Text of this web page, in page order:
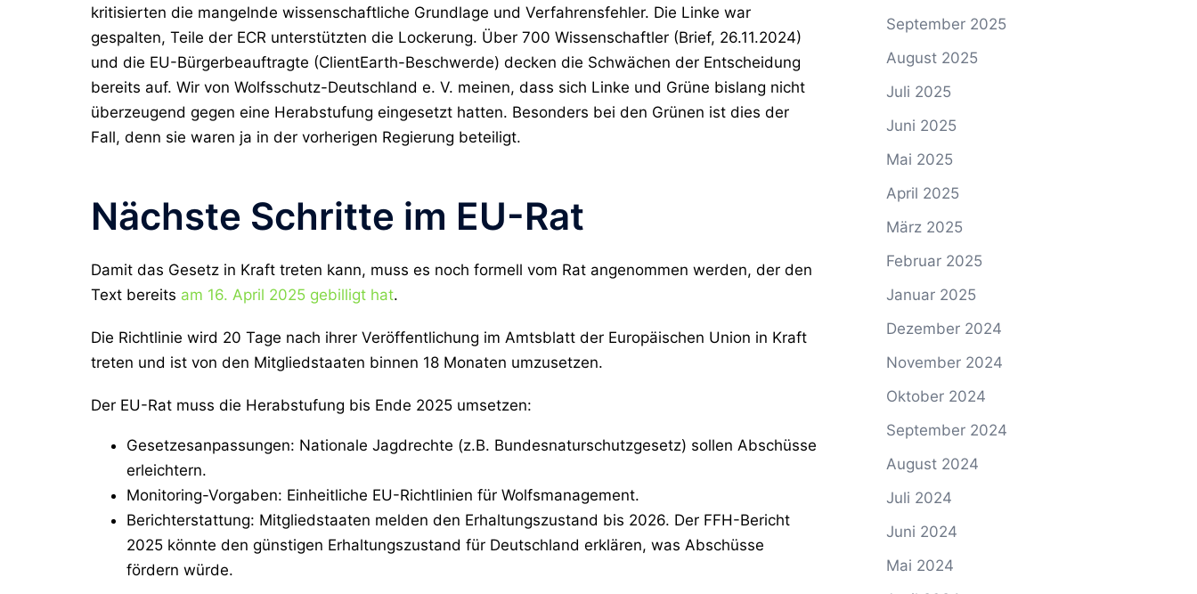
kritisierten die mangelnde wissenschaftliche Grundlage und Verfahrensfehler. Die Linke war
gespalten, Teile der ECR unterstützten die Lockerung. Über 700 Wissenschaftler (Brief, 26.11.2024)
und die EU-Bürgerbeauftragte (ClientEarth-Beschwerde) decken die Schwächen der Entscheidung
bereits auf. Wir von Wolfsschutz-Deutschland e. V. meinen, dass sich Linke und Grüne bislang nicht
überzeugend gegen eine Herabstufung eingesetzt hatten. Besonders bei den Grünen ist dies der
Fall, denn sie waren ja in der vorherigen Regierung beteiligt.
Nächste Schritte im EU-Rat
Damit das Gesetz in Kraft treten kann, muss es noch formell vom Rat angenommen werden, der den
Text bereits am 16. April 2025 gebilligt hat.
Die Richtlinie wird 20 Tage nach ihrer Veröffentlichung im Amtsblatt der Europäischen Union in Kraft
treten und ist von den Mitgliedstaaten binnen 18 Monaten umzusetzen.
Der EU-Rat muss die Herabstufung bis Ende 2025 umsetzen:
Gesetzesanpassungen: Nationale Jagdrechte (z.B. Bundesnaturschutzgesetz) sollen Abschüsse
erleichtern.
Monitoring-Vorgaben: Einheitliche EU-Richtlinien für Wolfsmanagement.
Berichterstattung: Mitgliedstaaten melden den Erhaltungszustand bis 2026. Der FFH-Bericht
2025 könnte den günstigen Erhaltungszustand für Deutschland erklären, was Abschüsse
fördern würde.
September 2025
August 2025
Juli 2025
Juni 2025
Mai 2025
April 2025
März 2025
Februar 2025
Januar 2025
Dezember 2024
November 2024
Oktober 2024
September 2024
August 2024
Juli 2024
Juni 2024
Mai 2024